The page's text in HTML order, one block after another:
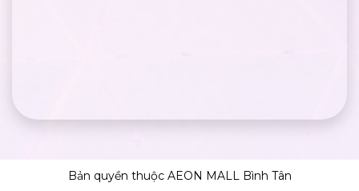
Bản quyền thuộc AEON MALL Bình Tân